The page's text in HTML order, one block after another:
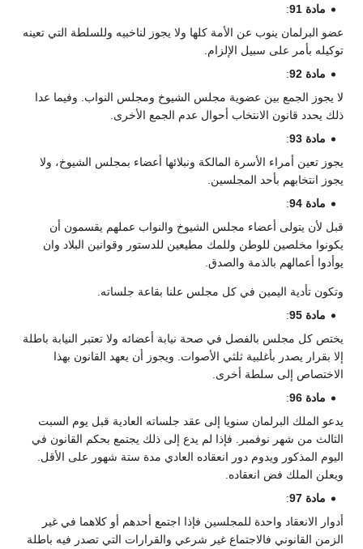
مادة 91
:
عضو البرلمان ينوب عن الأمة كلها ولا يجوز لناخبيه وللسلطة التي تعينه
توكيله بأمر على سبيل الإلزام.
مادة 92
:
لا يجوز الجمع بين عضوية مجلس الشيوخ ومجلس النواب. وفيما عدا
ذلك يحدد قانون الانتخاب أحوال عدم الجمع الأخرى.
مادة 93
:
يجوز تعين أمراء الأسرة المالكة ونبلائها أعضاء بمجلس الشيوخ، ولا
يجوز انتخابهم بأحد المجلسين.
مادة 94
:
قبل لأن يتولى أعضاء مجلس الشيوخ والنواب عملهم يقسمون أن
يكونوا مخلصين للوطن وللمك مطيعين للدستور وقوانين البلاد وان
يوأدوا أعمالهم بالذمة والصدق.
وتكون تأدية اليمين في كل مجلس علنا بقاعة جلساته.
مادة 95
:
يختص كل مجلس بالفصل في صحة نيابة أعضائه ولا تعتبر النيابة باطلة
إلا بقرار يصدر بأغلبية ثلثي الأصوات. ويجوز أن يعهد القانون بهذا
الاختصاص إلى سلطة أخرى.
مادة 96
:
يدعو الملك البرلمان سنويا إلى عقد جلساته العادية قبل يوم السبت
الثالث من شهر نوفمبر. فإذا لم يدع إلى ذلك يجتمع بحكم القانون في
اليوم المذكور ويدوم دور انعقاده العادي مدة ستة شهور على الأقل.
ويعلن الملك فض انعقاده.
مادة 97
:
أدوار الانعقاد واحدة للمجلسين فإذا اجتمع أحدهم أو كلاهما في غير
الزمن القانوني فالاجتماع غير شرعي والقرارات التي تصدر فيه باطلة